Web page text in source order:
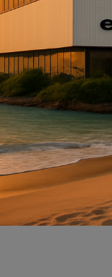
INVIA